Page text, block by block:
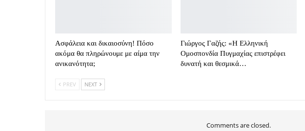
Ασφάλεια και δικαιοσύνη! Πόσο
ακόμα θα πληρώνουμε με αίμα την
ανικανότητα;
Γιώργος Γαζής: «Η Ελληνική
Ομοσπονδία Πυγμαχίας επιστρέφει
δυνατή και θεσμικά…
PREV NEXT
Comments are closed.